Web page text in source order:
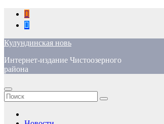
Перейти
содержимому
Кулундинская новь
Интернет-издание Чистоозерного
района